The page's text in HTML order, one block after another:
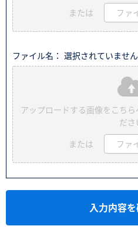
または ファ
ファイル名： 選択されていません
アップロードする画像をこち
ださ
または ファ
入力内容